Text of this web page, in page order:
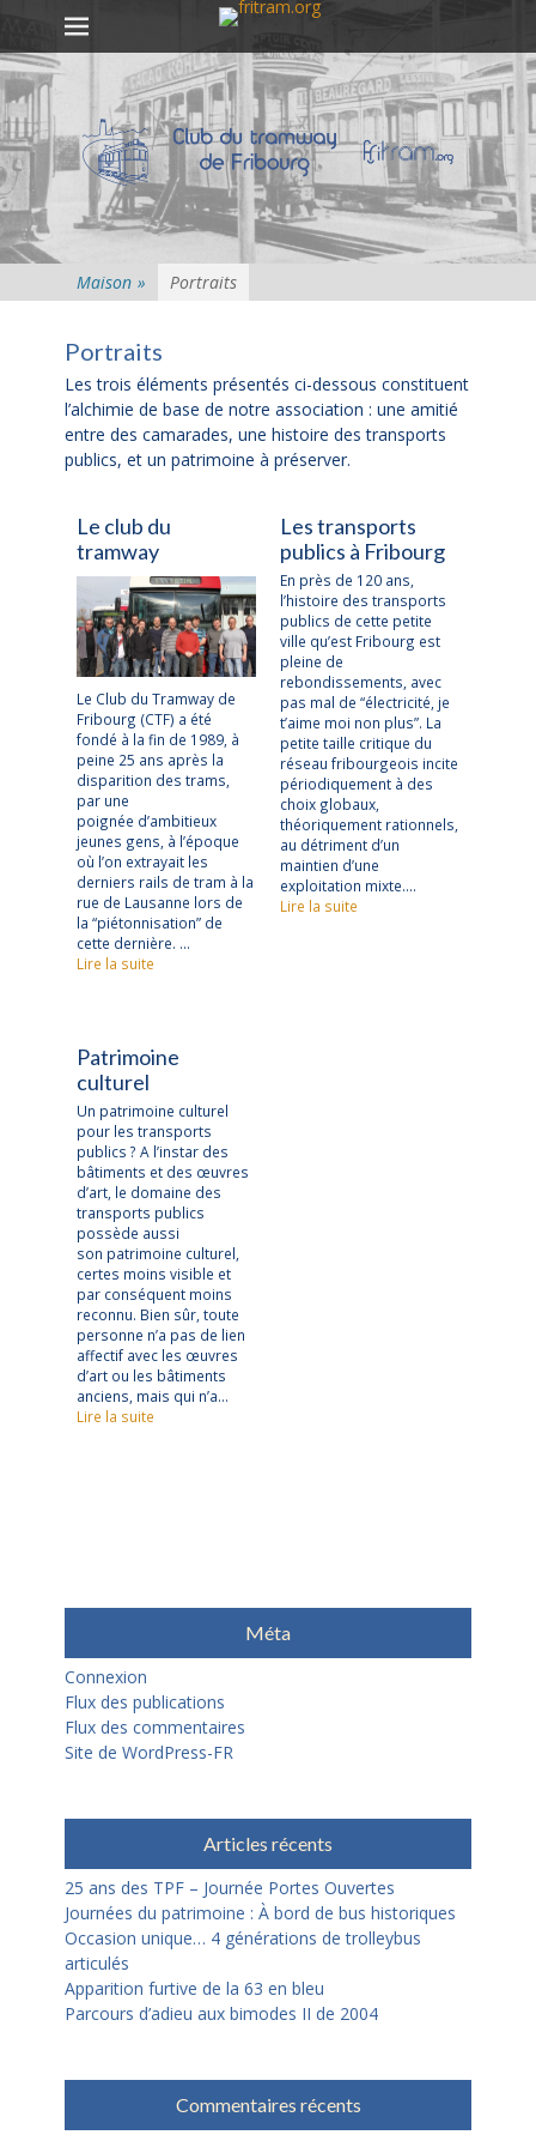
Passer
contenu
Premier menu
Maison » Portraits
Portraits
Les trois éléments présentés ci-dessous constituent
l’alchimie de base de notre association : une amitié
entre des camarades, une histoire des transports
publics, et un patrimoine à préserver.
Le club du
tramway
Le Club du Tramway de
Fribourg (CTF) a été
fondé à la fin de 1989, à
peine 25 ans après la
disparition des trams,
par une
poignée d’ambitieux
jeunes gens, à l’époque
où l’on extrayait les
derniers rails de tram à la
rue de Lausanne lors de
la “piétonnisation” de
cette dernière. …
Lire la suite
Les transports
publics à Fribourg
En près de 120 ans,
l’histoire des transports
publics de cette petite
ville qu’est Fribourg est
pleine de
rebondissements, avec
pas mal de “électricité, je
t’aime moi non plus”. La
petite taille critique du
réseau fribourgeois incite
périodiquement à des
choix globaux,
théoriquement rationnels,
au détriment d’un
maintien d’une
exploitation mixte….
Lire la suite
Patrimoine
culturel
Un patrimoine culturel
pour les transports
publics ? A l’instar des
bâtiments et des œuvres
d’art, le domaine des
transports publics
possède aussi
son patrimoine culturel,
certes moins visible et
par conséquent moins
reconnu. Bien sûr, toute
personne n’a pas de lien
affectif avec les œuvres
d’art ou les bâtiments
anciens, mais qui n’a…
Lire la suite
Méta
Connexion
Flux des publications
Flux des commentaires
Site de WordPress-FR
Articles récents
25 ans des TPF – Journée Portes Ouvertes
Journées du patrimoine : À bord de bus historiques
Occasion unique… 4 générations de trolleybus
articulés
Apparition furtive de la 63 en bleu
Parcours d’adieu aux bimodes II de 2004
Commentaires récents